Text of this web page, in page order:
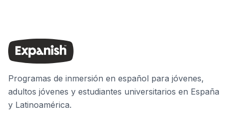
Programas de inmersión en español para jóvenes,
adultos jóvenes y estudiantes universitarios en España
y Latinoamérica.